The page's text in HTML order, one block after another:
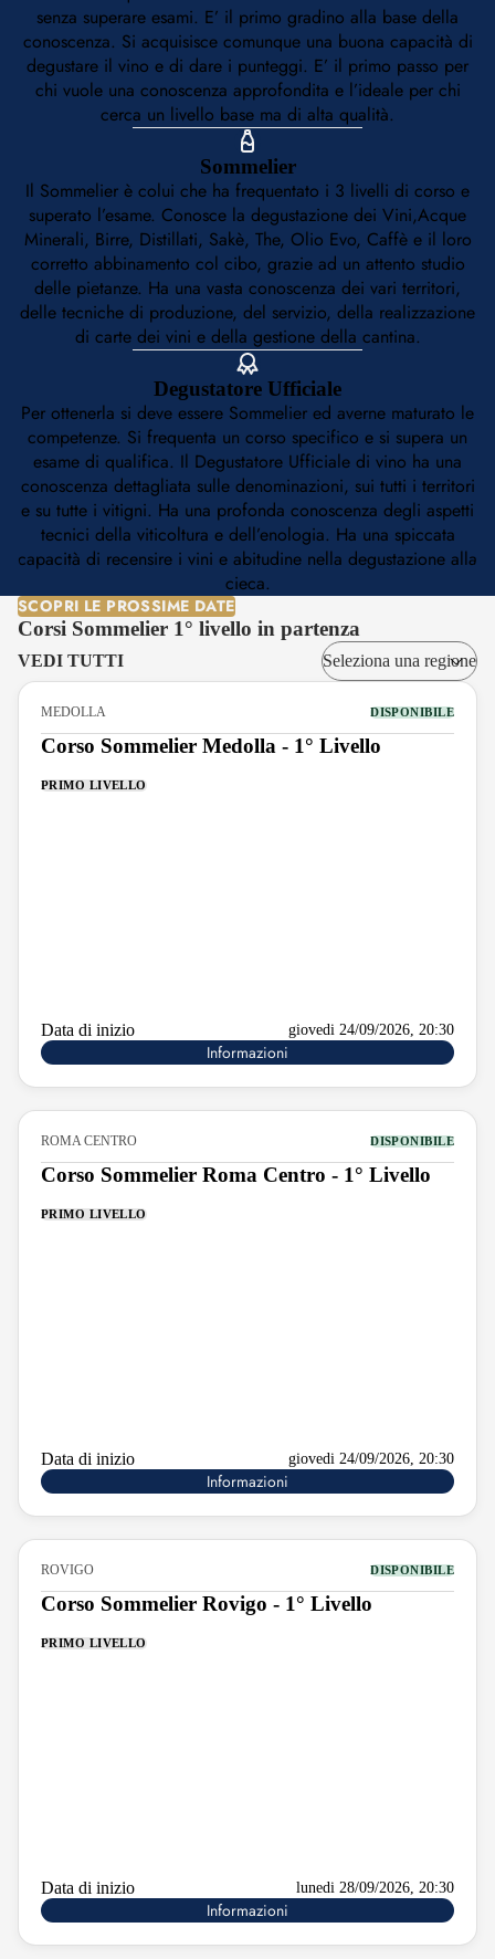
senza superare esami. E’ il primo gradino alla base della
conoscenza. Si acquisisce comunque una buona capacità di
degustare il vino e di dare i punteggi. E’ il primo passo per
chi vuole una conoscenza approfondita e l’ideale per chi
cerca un livello base ma di alta qualità.
Sommelier
Il Sommelier è colui che ha frequentato i 3 livelli di corso e
superato l’esame. Conosce la degustazione dei Vini,Acque
Minerali, Birre, Distillati, Sakè, The, Olio Evo, Caffè e il loro
corretto abbinamento col cibo, grazie ad un attento studio
delle pietanze. Ha una vasta conoscenza dei vari territori,
delle tecniche di produzione, del servizio, della realizzazione
di carte dei vini e della gestione della cantina.
Degustatore Ufficiale
Per ottenerla si deve essere Sommelier ed averne maturato le
competenze. Si frequenta un corso specifico e si supera un
esame di qualifica. Il Degustatore Ufficiale di vino ha una
conoscenza dettagliata sulle denominazioni, sui tutti i territori
e su tutte i vitigni. Ha una profonda conoscenza degli aspetti
tecnici della viticoltura e dell’enologia. Ha una spiccata
capacità di recensire i vini e abitudine nella degustazione alla
cieca.
SCOPRI LE PROSSIME DATE
Corsi Sommelier 1° livello in partenza
VEDI TUTTI
MEDOLLA DISPONIBILE
Corso Sommelier Medolla - 1° Livello
PRIMO LIVELLO
Data di inizio giovedi 24/09/2026, 20:30
Informazioni
ROMA CENTRO DISPONIBILE
Corso Sommelier Roma Centro - 1° Livello
PRIMO LIVELLO
Data di inizio giovedi 24/09/2026, 20:30
Informazioni
ROVIGO DISPONIBILE
Corso Sommelier Rovigo - 1° Livello
PRIMO LIVELLO
Data di inizio lunedi 28/09/2026, 20:30
Informazioni